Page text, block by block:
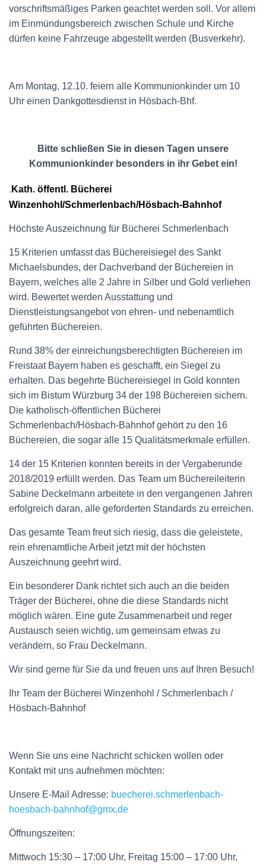
vorschriftsmäßiges Parken geachtet werden soll. Vor allem
im Einmündungsbereich zwischen Schule und Kirche
dürfen keine Fahrzeuge abgestellt werden (Busverkehr).
Am Montag, 12.10. feiern alle Kommunionkinder um 10
Uhr einen Dankgottesdienst in Hösbach-Bhf.
Bitte schließen Sie in diesen Tagen unsere
Kommunionkinder besonders in ihr Gebet ein!
. Kath. öffentl. Bücherei
Winzenhohl/Schmerlenbach/Hösbach-Bahnhof
Höchste Auszeichnung für Bücherei Schmerlenbach
15 Kriterien umfasst das Büchereisiegel des Sankt
Michaelsbundes, der Dachverband der Büchereien in
Bayern, welches alle 2 Jahre in Silber und Gold verliehen
wird. Bewertet werden Ausstattung und
Dienstleistungsangebot von ehren- und nebenamtlich
geführten Büchereien.
Rund 38% der einreichungsberechtigten Büchereien im
Freistaat Bayern haben es geschafft, ein Siegel zu
erhalten. Das begehrte Büchereisiegel in Gold konnten
sich im Bistum Würzburg 34 der 198 Büchereien sichern.
Die katholisch-öffentlichen Bücherei
Schmerlenbach/Hösbach-Bahnhof gehört zu den 16
Büchereien, die sogar alle 15 Qualitätsmerkmale erfüllen.
14 der 15 Kriterien konnten bereits in der Vergaberunde
2018/2019 erfüllt werden. Das Team um Büchereileiterin
Sabine Deckelmann arbeitete in den vergangenen Jahren
erfolgreich daran, alle geforderten Standards zu erreichen.
Das gesamte Team freut sich riesig, dass die geleistete,
rein ehrenamtliche Arbeit jetzt mit der höchsten
Auszeichnung geehrt wird.
Ein besonderer Dank richtet sich auch an die beiden
Träger der Bücherei, ohne die diese Standards nicht
möglich wären. Eine gute Zusammenarbeit und reger
Austausch seien wichtig, um gemeinsam etwas zu
verändern, so Frau Deckelmann.
Wir sind gerne für Sie da und freuen uns auf Ihren Besuch!
Ihr Team der Bücherei Winzenhohl / Schmerlenbach /
Hösbach-Bahnhof
Wenn Sie uns eine Nachricht schicken wollen oder
Kontakt mit uns aufnehmen möchten:
Unsere E-Mail Adresse: buecherei.schmerlenbach-
hoesbach-bahnhof@gmx.de
Öffnungszeiten:
Mittwoch 15:30 – 17:00 Uhr, Freitag 15:00 – 17:00 Uhr,